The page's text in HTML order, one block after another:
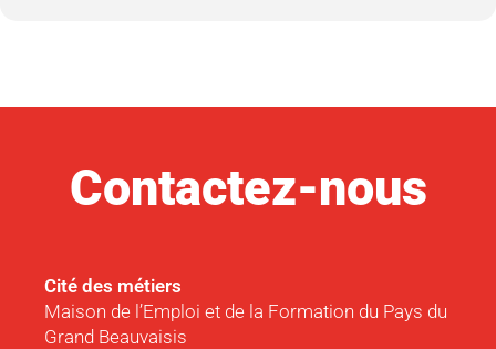
Contactez-nous
Cité des métiers
Maison de l’Emploi et de la Formation du Pays du
Grand Beauvaisis